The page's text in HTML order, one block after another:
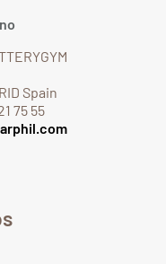
Spain
75 55